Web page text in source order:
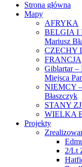
Strona główna
Mapy
AFRYKA
BELGIA I
Mariusz
CZECHY I
FRANCJA
Giblartar –
Miejsca
NIEMCY –
Błaszczyk
STANY
WIELKA
Projekty
2/Lt